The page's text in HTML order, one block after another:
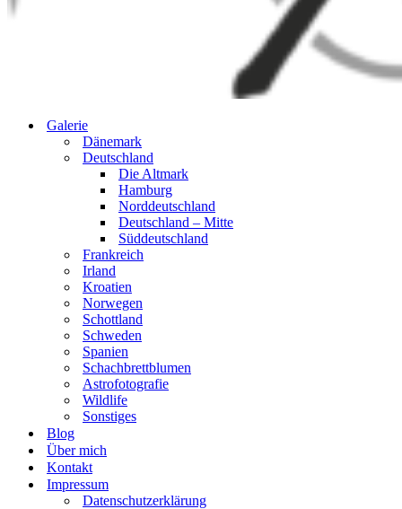
Galerie
Dänemark
Deutschland
Die Altmark
Hamburg
Norddeutschland
Deutschland – Mitte
Süddeutschland
Frankreich
Irland
Kroatien
Norwegen
Schottland
Schweden
Spanien
Schachbrettblumen
Astrofotografie
Wildlife
Sonstiges
Blog
Über mich
Kontakt
Impressum
Datenschutzerklärung